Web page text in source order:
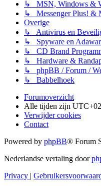
↳ MSN, Windows &
↳ Messenger Plus! &
Overige
↳ Antivirus en
↳ Spyware en
↳ CD Brand
↳ Hardware &
↳ phpBB / Forum /
↳ Babbelhoek
Forumoverzicht
Alle tijden zijn
Verwijder cookies
Contact
Powered by phpBB® Forum
Nederlandse vertaling door
Privacy |